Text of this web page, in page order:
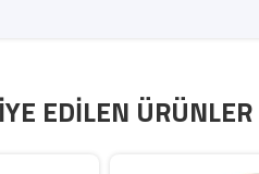
EDILEN ÜRÜNLER